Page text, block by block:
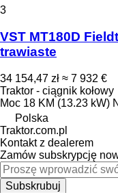
3
VST MT180D
trawiaste
34 154,47 zł ≈ 7 932 €
Traktor - ciągnik kołowy
Moc 18 KM (13.23 kW)
Polska
Traktor.com.pl
Kontakt z dealerem
Zamów subskrypcję
Subskrubuj